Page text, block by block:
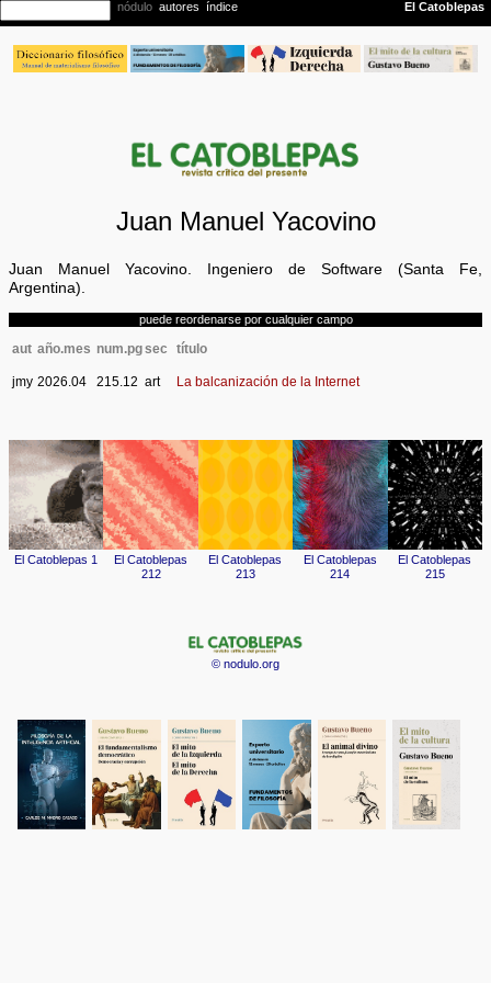
Juan Manuel Yacovino
Juan Manuel Yacovino. Ingeniero de Software (Santa Fe,
Argentina).
puede reordenarse por cualquier campo
aut año.mes num.pgsec título
jmy 2026.04 215.12 art La balcanización de la Internet
© nodulo.org